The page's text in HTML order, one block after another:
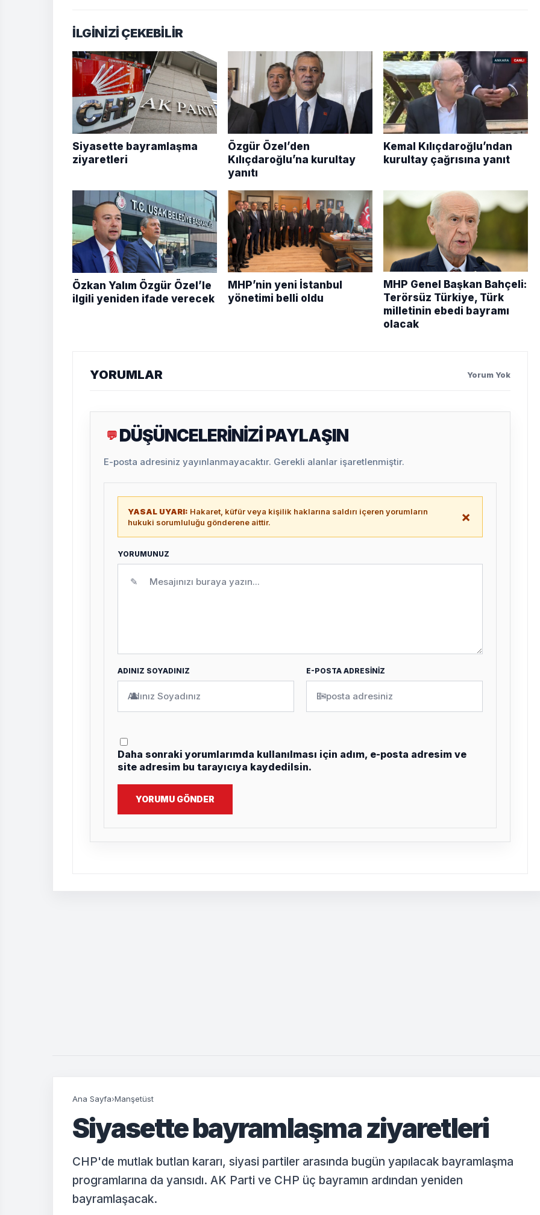
İLGİNİZİ ÇEKEBİLİR
Siyasette bayramlaşma
ziyaretleri
Özgür Özel’den
Kılıçdaroğlu’na kurultay
yanıtı
Kemal Kılıçdaroğlu’ndan
kurultay çağrısına yanıt
Özkan Yalım Özgür Özel’le
ilgili yeniden ifade verecek
MHP’nin yeni İstanbul
yönetimi belli oldu
MHP Genel Başkan Bahçeli:
Terörsüz Türkiye, Türk
milletinin ebedi bayramı
olacak
YORUMLAR Yorum Yok
💬 DÜŞÜNCELERİNİZİ PAYLAŞIN
E-posta adresiniz yayınlanmayacaktır. Gerekli alanlar işaretlenmiştir.
YASAL UYARI: Hakaret, küfür veya kişilik haklarına saldırı içeren yorumların
hukuki sorumluluğu gönderene aittir.
×
YORUMUNUZ
✎
ADINIZ SOYADINIZ
👤
E-POSTA ADRESİNİZ
✉
Daha sonraki yorumlarımda kullanılması için adım, e-posta adresim ve
site adresim bu tarayıcıya kaydedilsin.
YORUMU GÖNDER
Ana Sayfa›Manşetüst
Siyasette bayramlaşma ziyaretleri
CHP'de mutlak butlan kararı, siyasi partiler arasında bugün yapılacak bayramlaşma
programlarına da yansıdı. AK Parti ve CHP üç bayramın ardından yeniden
bayramlaşacak.